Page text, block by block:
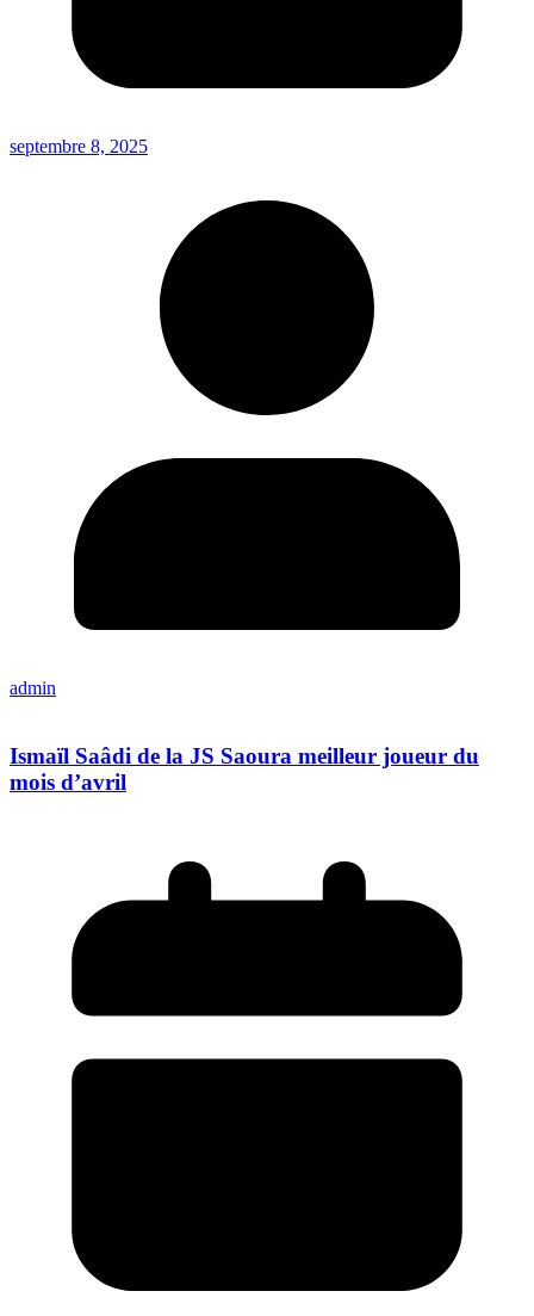
septembre 8, 2025
admin
Ismaïl Saâdi de la JS Saoura meilleur joueur du
mois d’avril